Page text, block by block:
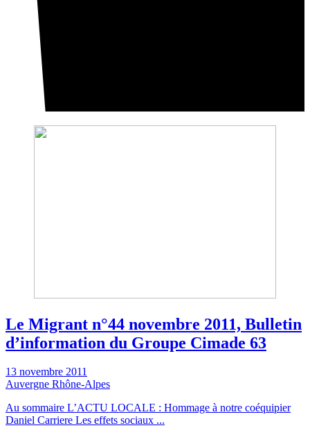
Le Migrant n°44 novembre 2011, Bulletin
d’information du Groupe Cimade 63
13 novembre 2011
Auvergne Rhône-Alpes
Au sommaire L’ACTU LOCALE : Hommage à notre coéquipier
Daniel Carriere Les effets sociaux ...